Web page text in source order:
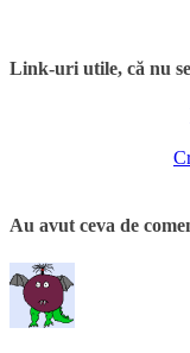
Link-uri utile, că nu
Au avut ceva de